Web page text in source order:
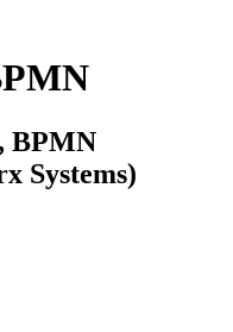
BPMN
Systems)